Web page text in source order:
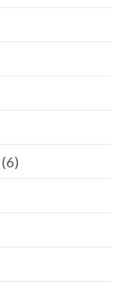
(6)